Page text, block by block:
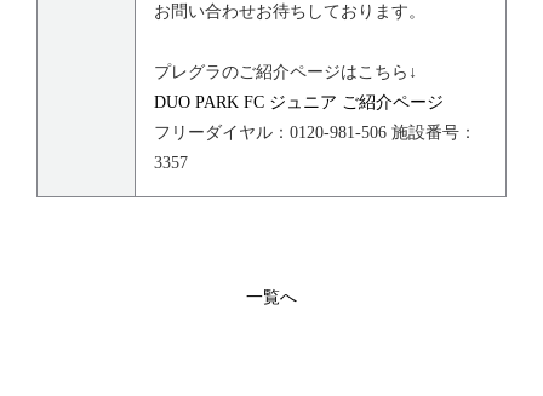
お問い合わせお待ちしております。
プレグラのご紹介ページはこちら↓
DUO PARK FC ジュニア ご紹介ページ
フリーダイヤル：0120-981-506 施設番号：
3357
一覧へ